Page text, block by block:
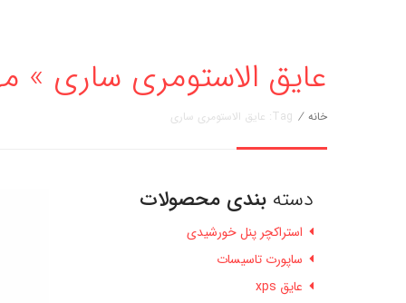
عایق الاستومری ساری » مهار انرژی
خانه / Tag: عایق الاستومری ساری
دسته بندی محصولات
استراکچر پنل خورشیدی
ساپورت تاسیسات
عایق xps